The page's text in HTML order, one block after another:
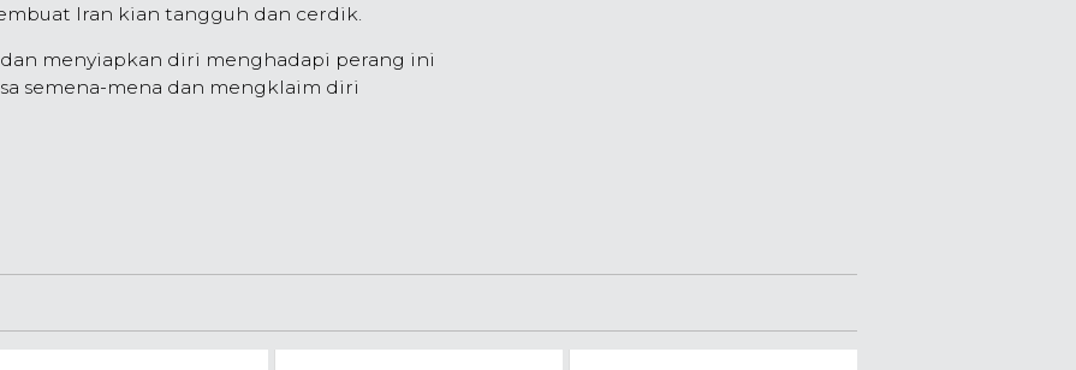
Iran kian tangguh dan cerdik.
menyiapkan diri menghadapi perang ini
semena-mena dan mengklaim diri